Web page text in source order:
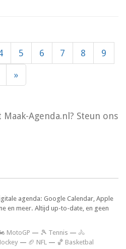
5 6 7 8 9
»
Agenda.nl? Steun ons
agenda: Google Calendar, Apple
en meer. Altijd up-to-date, en geen
MotoGP — 🎾 Tennis — 🚴
— 🏈 NFL — 🏀 Basketbal